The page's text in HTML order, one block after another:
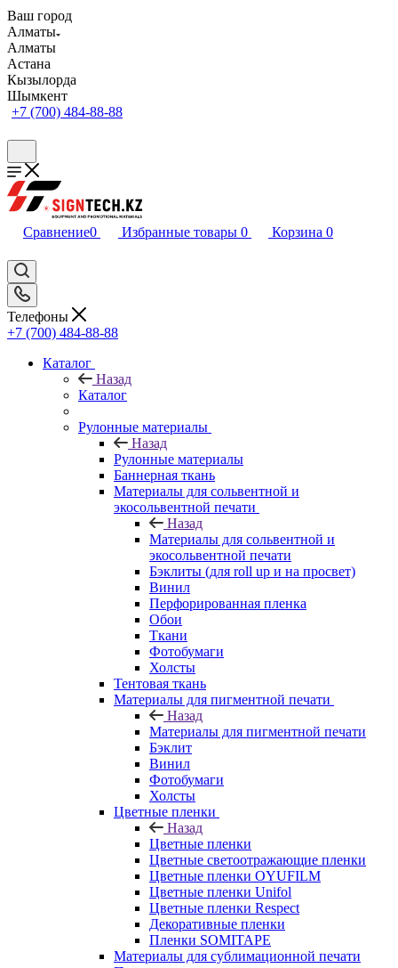
Ваш город
Алматы
Алматы
Астана
Кызылорда
Шымкент
+7 (700) 484-88-88
Сравнение0 Избранные товары 0 Корзина 0
Телефоны
+7 (700) 484-88-88
Каталог
Назад
Каталог
Рулонные материалы
Назад
Рулонные материалы
Баннерная ткань
Материалы для сольвентной и
экосольвентной печати
Назад
Материалы для сольвентной и
экосольвентной печати
Бэклиты (для roll up и на просвет)
Винил
Перфорированная пленка
Обои
Ткани
Фотобумаги
Холсты
Тентовая ткань
Материалы для пигментной печати
Назад
Материалы для пигментной печати
Бэклит
Винил
Фотобумаги
Холсты
Цветные пленки
Назад
Цветные пленки
Цветные светоотражающие пленки
Цветные пленки OYUFILM
Цветные пленки Unifol
Цветные пленки Respect
Декоративные пленки
Пленки SOMITAPE
Материалы для сублимационной печати